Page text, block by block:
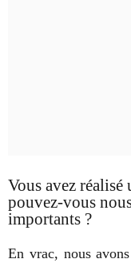
Vous avez
pouvez-vous
importants ?
En vrac, nous